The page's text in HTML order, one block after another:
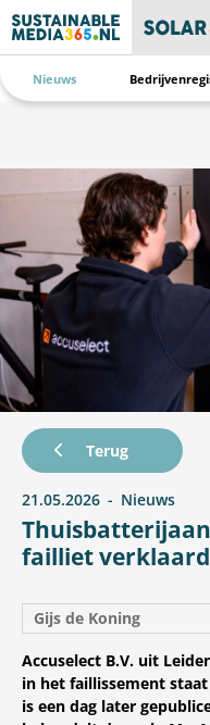
Nieuws
failliet verklaard
Terug
21.05.2026 Nieuws
Gijs de Koning
Accuselect B.V. uit
in het faillissement
is een dag later